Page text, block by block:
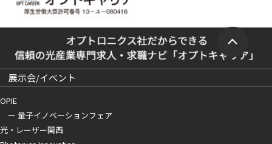
展示会/イベント
OPIE
ー 量子イノベーションフェア
光・レーザー関西